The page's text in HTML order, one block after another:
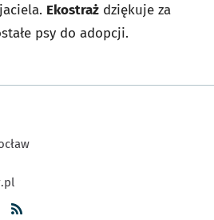
Ekostraż dziękuje za
psy do adopcji.